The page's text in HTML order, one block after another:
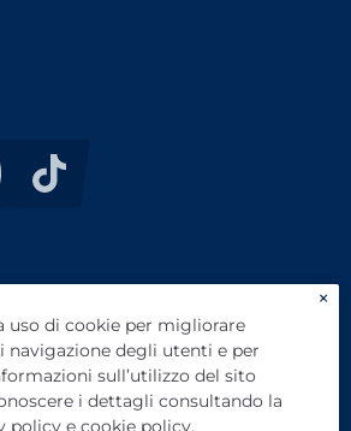
×
uso di cookie per migliorare
navigazione degli utenti e per
sull’utilizzo del sito
i dettagli consultando la
policy e cookie policy.